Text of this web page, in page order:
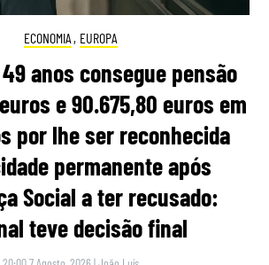
ECONOMIA , EUROPA
anos consegue pensão
e 90.675,80 euros em
por lhe ser reconhecida
permanente após
Social a ter recusado:
teve decisão final